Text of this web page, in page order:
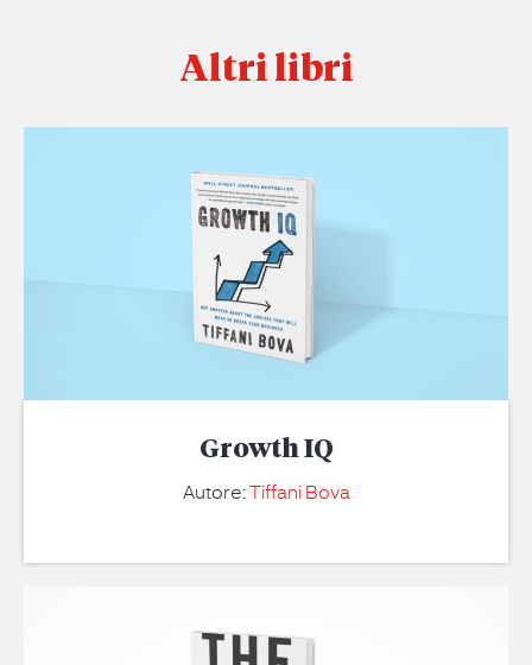
Altri libri
Growth IQ
Autore:Tiffani Bova